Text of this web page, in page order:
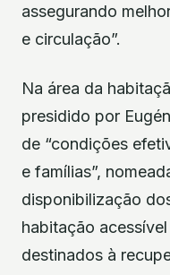
assegurando
e circulação”.
Na área da
presidido por
de “condições
e famílias”,
disponibilização
habitação
destinados à